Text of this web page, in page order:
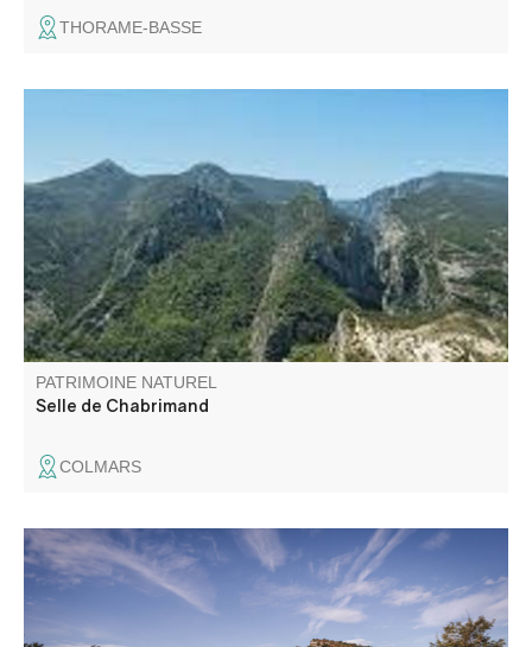
THORAME-BASSE
trouve le rocher de Chabrimand.
PATRIMOINE NATUREL
Selle de Chabrimand
COLMARS
Le belvédère de la Carelle tient son nom des poulies
utilisées début XXème par les « Verdoniens » qui
descendaient à flanc de falaise pour récolter, entre autre,